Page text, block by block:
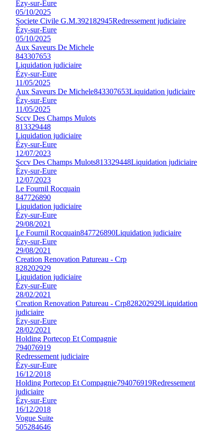
Ézy-sur-Eure
05/10/2025
Societe Civile G.M.392182945Redressement judiciaire
Ézy-sur-Eure
05/10/2025
Aux Saveurs De Michele
843307653
Liquidation judiciaire
Ézy-sur-Eure
11/05/2025
Aux Saveurs De Michele843307653Liquidation judiciaire
Ézy-sur-Eure
11/05/2025
Sccv Des Champs Mulots
813329448
Liquidation judiciaire
Ézy-sur-Eure
12/07/2023
Sccv Des Champs Mulots813329448Liquidation judiciaire
Ézy-sur-Eure
12/07/2023
Le Fournil Rocquain
847726890
Liquidation judiciaire
Ézy-sur-Eure
29/08/2021
Le Fournil Rocquain847726890Liquidation judiciaire
Ézy-sur-Eure
29/08/2021
Creation Renovation Patureau - Crp
828202929
Liquidation judiciaire
Ézy-sur-Eure
28/02/2021
Creation Renovation Patureau - Crp828202929Liquidation
judiciaire
Ézy-sur-Eure
28/02/2021
Holding Portecop Et Compagnie
794076919
Redressement judiciaire
Ézy-sur-Eure
16/12/2018
Holding Portecop Et Compagnie794076919Redressement
judiciaire
Ézy-sur-Eure
16/12/2018
Vogue Suite
505284646